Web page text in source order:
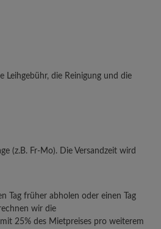
Leihgebühr, die Reinigung und die
(z.B. Fr-Mo). Die Versandzeit wird
Tag früher abholen oder einen Tag
wir die
25% des Mietpreises pro weiterem